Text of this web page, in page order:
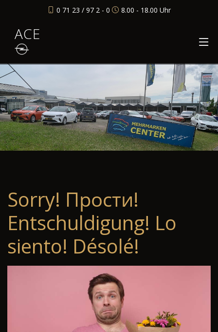
0 71 23 / 97 2 - 0 8.00 - 18.00 Uhr
ACE
Sorry! Прости!
Entschuldigung! Lo
siento! Désolé!